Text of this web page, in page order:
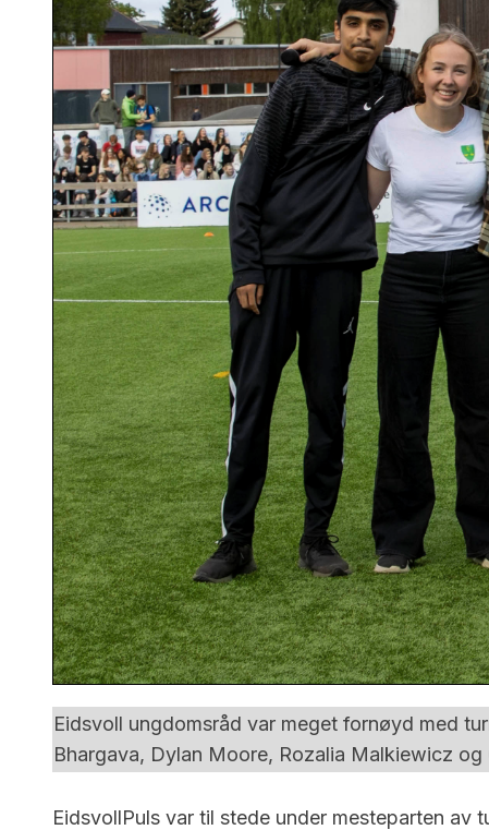
Eidsvoll ungdomsråd var meget fornøyd med
Bhargava, Dylan Moore, Rozalia Malkiewicz
EidsvollPuls var til stede under mesteparten av